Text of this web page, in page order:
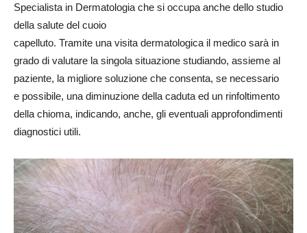
Specialista in Dermatologia che si occupa anche dello studio
della salute del cuoio
capelluto. Tramite una visita dermatologica il medico sarà in
grado di valutare la singola situazione studiando, assieme al
paziente, la migliore soluzione che consenta, se necessario
e possibile, una diminuzione della caduta ed un rinfoltimento
della chioma, indicando, anche, gli eventuali approfondimenti
diagnostici utili.